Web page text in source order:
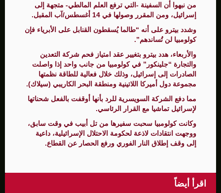
من نبهوا أن السفينة -التي ترفع العلم المالطي- متجهة إلى
إسرائيل، ومن المقرر وصولها في 14 أغسطس/آب المقبل.
وشدد بيترو على أنه “طالما يُسقطون القنابل على الأبرياء فإن
كولومبيا لن تُساندهم”.
والأربعاء، هدد بيترو بتغيير عقد امتياز فحم شركة التعدين
والتجارة “جلينكور” في كولومبيا من جانب واحد إذا واصلت
الصادرات إلى إسرائيل، وذلك خلال فعالية للطاقة نظمتها
مجموعة دول أميركا اللاتينية ومنطقة البحر الكاريبي (سيلاك).
مما دفع الشركة السويسرية للرد بأنها أوقفت بالفعل شحناتها
لإسرائيل تماشيا مع القرار الرئاسي.
وكانت كولومبيا سحبت سفيرها من تل أبيب في وقت سابق،
ووجهت انتقادات لاذعة لحكومة الاحتلال الإسرائيلية، داعية
إلى وقف إطلاق النار الفوري ورفع الحصار عن القطاع.
اقرأ أيضاً